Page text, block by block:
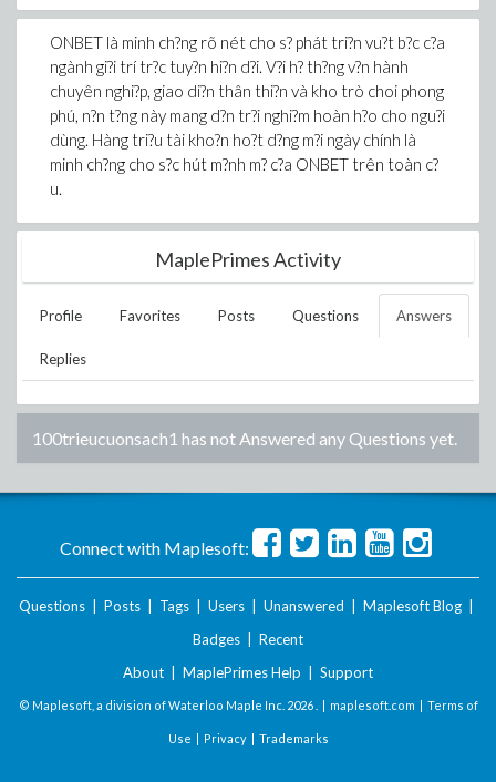
ONBET là minh ch?ng rõ nét cho s? phát tri?n vu?t b?c c?a
ngành gi?i trí tr?c tuy?n hi?n d?i. V?i h? th?ng v?n hành
chuyên nghi?p, giao di?n thân thi?n và kho trò choi phong
phú, n?n t?ng này mang d?n tr?i nghi?m hoàn h?o cho ngu?i
dùng. Hàng tri?u tài kho?n ho?t d?ng m?i ngày chính là
minh ch?ng cho s?c hút m?nh m? c?a ONBET trên toàn c?
u.
MaplePrimes Activity
Profile Favorites Posts Questions Answers
Replies
100trieucuonsach1 has not Answered any Questions yet.
Connect with Maplesoft:
Questions Posts Tags Users Unanswered Maplesoft Blog
Badges
Recent
About
MaplePrimes Help Support
© Maplesoft, a division of Waterloo Maple Inc. 2026 . | maplesoft.com | Terms of
Use | Privacy| Trademarks